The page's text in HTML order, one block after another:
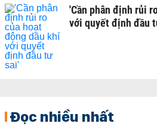
'Cần phân định rủi
với quyết định đầu
Đọc nhiều nhất